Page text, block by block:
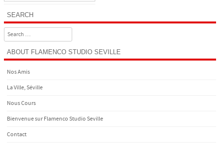
SEARCH
Search
ABOUT FLAMENCO STUDIO SEVILLE
Nos Amis
La Ville, Séville
Nous Cours
Bienvenue sur Flamenco Studio Seville
Contact